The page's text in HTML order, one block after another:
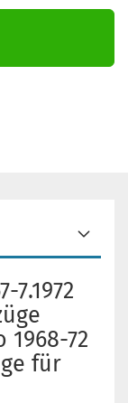
7.1972
1968-72
für